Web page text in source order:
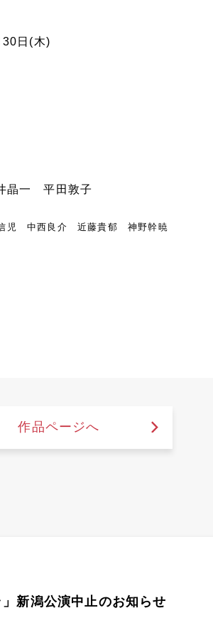
日(木)
晶一 平田敦子
児 中西良介 近藤貴郁 神野幹暁
作品ページへ
」新潟公演中止のお知らせ